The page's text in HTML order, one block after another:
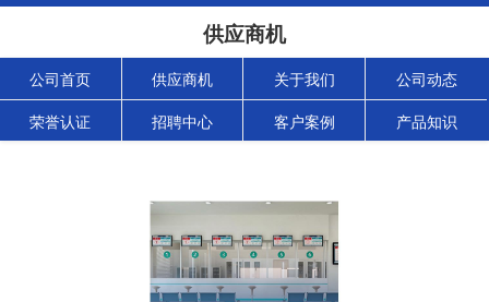
供应商机
公司首页 供应商机 关于我们 公司动态
荣誉认证 招聘中心 客户案例 产品知识